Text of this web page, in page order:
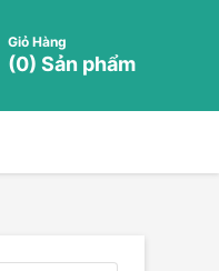
Giỏ Hàng
(0) Sản phẩm